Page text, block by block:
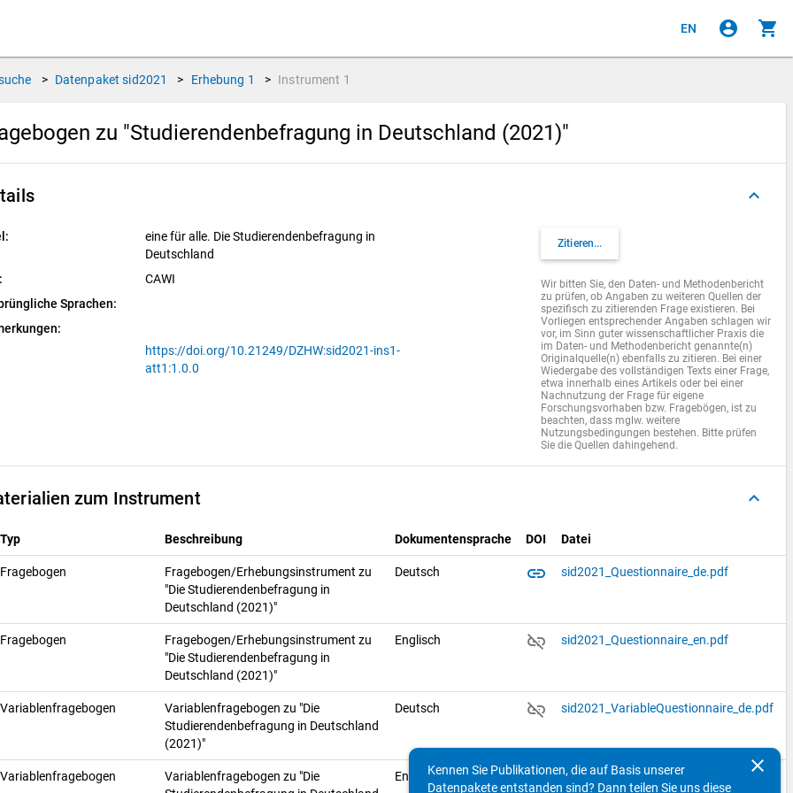
EN account_circle shopping_cart
> Datenpaket sid2021 > Erhebung 1 > Instrument 1
zu "Studierendenbefragung in Deutschland (2021)"
keyboard_arrow_up
eine für alle. Die Studierendenbefragung in
Deutschland
CAWI
Sprachen:
https://doi.org/10.21249/DZHW:sid2021-ins1-
att1:1.0.0
Zitieren...
Wir bitten Sie, den Daten- und Methodenbericht
zu prüfen, ob Angaben zu weiteren Quellen der
spezifisch zu zitierenden Frage existieren. Bei
Vorliegen entsprechender Angaben schlagen wir
vor, im Sinn guter wissenschaftlicher Praxis die
im Daten- und Methodenbericht genannte(n)
Originalquelle(n) ebenfalls zu zitieren. Bei einer
Wiedergabe des vollständigen Texts einer Frage,
etwa innerhalb eines Artikels oder bei einer
Nachnutzung der Frage für eigene
Forschungsvorhaben bzw. Fragebögen, ist zu
beachten, dass mglw. weitere
Nutzungsbedingungen bestehen. Bitte prüfen
Sie die Quellen dahingehend.
zum Instrument keyboard_arrow_up
Typ Beschreibung Dokumentensprache DOI Datei
Fragebogen
Fragebogen/Erhebungsinstrument zu
"Die Studierendenbefragung in
Deutschland (2021)"
Deutsch link sid2021_Questionnaire_de.pdf
Fragebogen
Fragebogen/Erhebungsinstrument zu
"Die Studierendenbefragung in
Deutschland (2021)"
Englisch link_off sid2021_Questionnaire_en.pdf
Variablenfragebogen
Variablenfragebogen zu "Die
Studierendenbefragung in Deutschland
(2021)"
Deutsch link_off sid2021_VariableQuestionnaire_de.pdf
Variablenfragebogen
Variablenfragebogen zu "Die
Englisch link_off sid2021_VariableQuestionnaire_en.pdf
clear
Kennen Sie Publikationen, die auf Basis unserer
Datenpakete entstanden sind? Dann teilen Sie uns diese